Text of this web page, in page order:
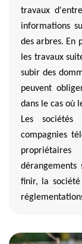
travaux
informations
des arbres. En
les travaux
subir des
peuvent
dans le cas où
Les
compagnies
dérangements
finir, la